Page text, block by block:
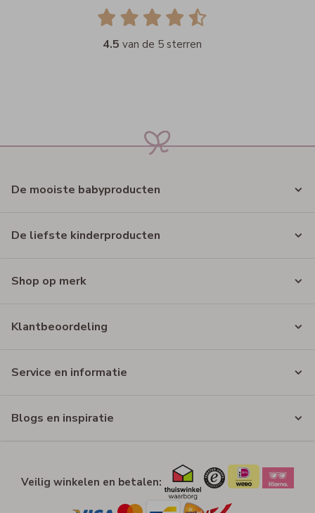
4.5 van de 5 sterren
De mooiste babyproducten
De liefste kinderproducten
Shop op merk
Klantbeoordeling
Service en informatie
Blogs en inspiratie
Veilig winkelen en betalen: